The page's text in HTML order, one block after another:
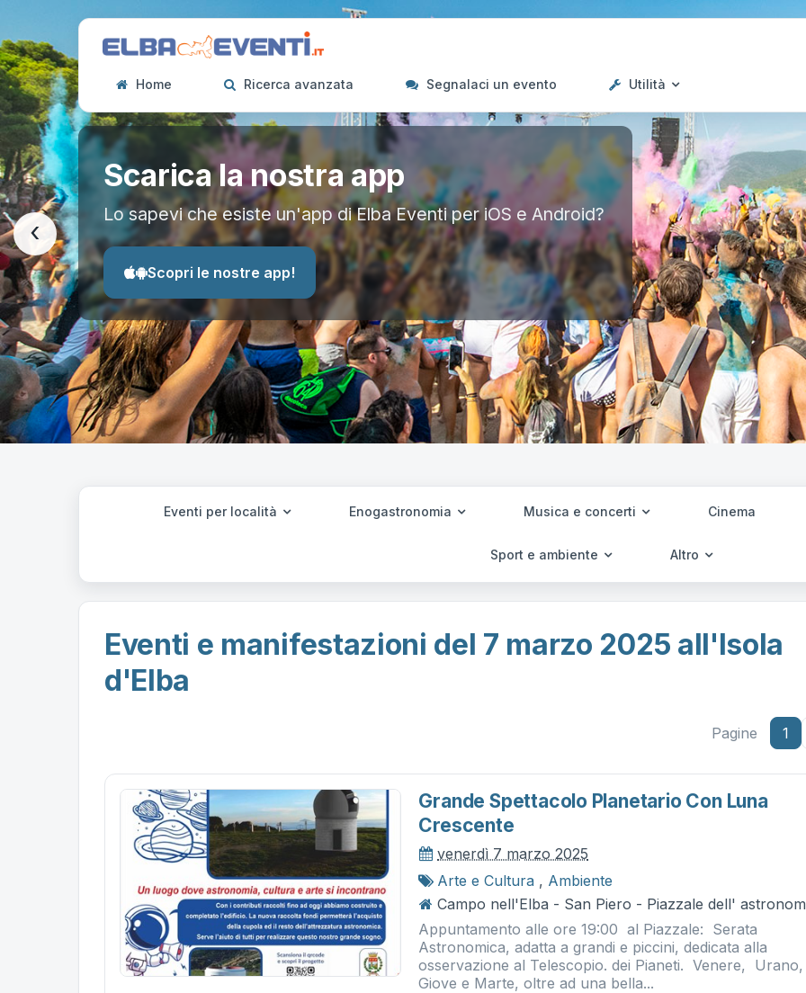
Home Ricerca avanzata Segnalaci un evento Utilità
Scarica la nostra app
Lo sapevi che esiste un'app di Elba Eventi per iOS e Android?
Scopri le nostre app!
‹
Eventi per località Enogastronomia Musica e concerti Cinema
Sport e ambiente Altro
Eventi e manifestazioni del 7 marzo 2025 all'Isola
d'Elba
Pagine 1
Grande Spettacolo Planetario Con Luna
Crescente
venerdì 7 marzo 2025
Arte e Cultura , Ambiente
Campo nell'Elba - San Piero - Piazzale dell'
Appuntamento alle ore 19:00 al Piazzale: Serata
Astronomica, adatta a grandi e piccini, dedicata alla
osservazione al Telescopio. dei Pianeti. Venere, Urano,
Giove e Marte, oltre ad una bella...